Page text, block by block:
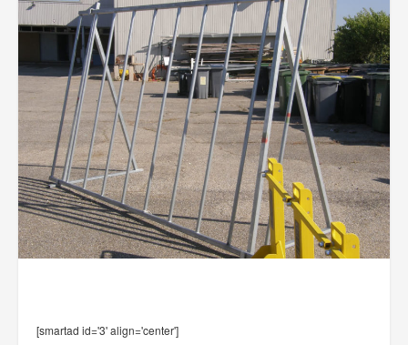
[smartad id='3' align='center']